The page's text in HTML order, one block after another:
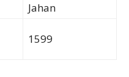
Jahan
1599